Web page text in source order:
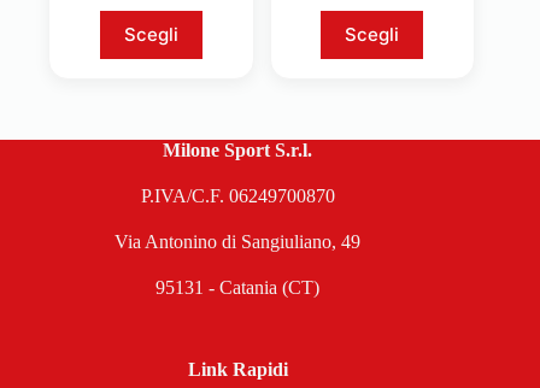
Scegli Scegli
Milone Sport S.r.l.
P.IVA/C.F. 06249700870
Via Antonino di Sangiuliano, 49
95131 - Catania (CT)
Link Rapidi